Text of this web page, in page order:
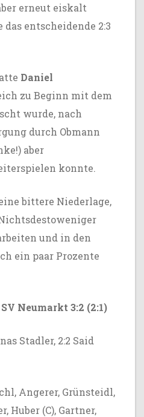
erneut eiskalt
entscheidende 2:3
Daniel
zu Beginn mit dem
wurde, nach
durch Obmann
aber
konnte.
bittere Niederlage,
und in den
ein paar Prozente
Neumarkt 3:2 (2:1)
Stadler, 2:2 Said
Angerer, Grünsteidl,
Huber (C), Gartner,